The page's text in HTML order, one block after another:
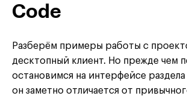
Code
Разберём примеры работы с
десктопный клиент. Но прежде чем
остановимся на интерфейсе
он заметно отличается от